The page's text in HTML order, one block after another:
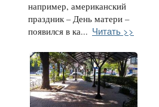
например, американский
праздник – День матери –
появился в ка... Читать >>